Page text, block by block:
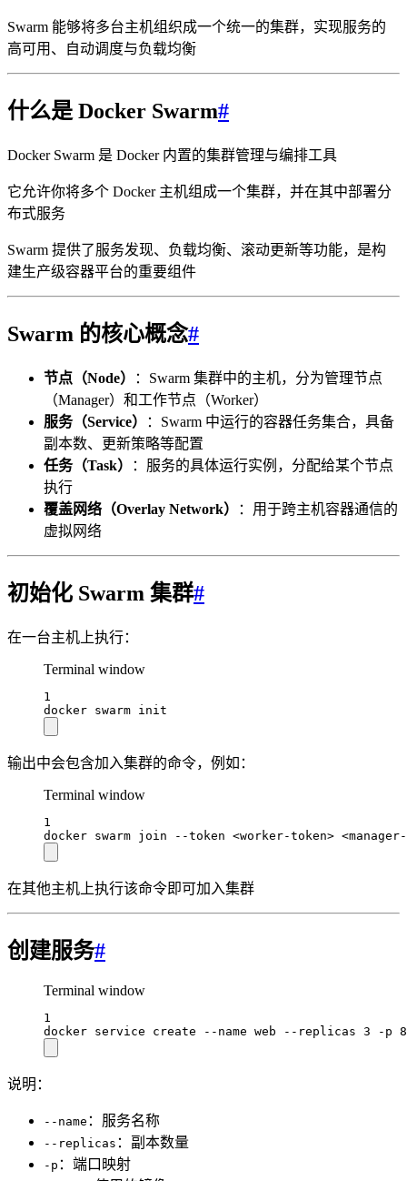
Swarm 能够将多台主机组织成一个统一的集群，实现服务的
高可用、自动调度与负载均衡
什么是 Docker Swarm#
Docker Swarm 是 Docker 内置的集群管理与编排工具
它允许你将多个 Docker 主机组成一个集群，并在其中部署分
布式服务
Swarm 提供了服务发现、负载均衡、滚动更新等功能，是构
建生产级容器平台的重要组件
Swarm 的核心概念#
节点（Node）
：Swarm 集群中的主机，分为管理节点
（Manager）和工作节点（Worker）
服务（Service）
：Swarm 中运行的容器任务集合，具备
副本数、更新策略等配置
任务（Task）
：服务的具体运行实例，分配给某个节点
执行
覆盖网络（Overlay Network）
：用于跨主机容器通信的
虚拟网络
初始化 Swarm 集群#
在一台主机上执行：
Terminal window
1
docker swarm init
输出中会包含加入集群的命令，例如：
Terminal window
1
docker swarm join --token <worker-token>
在其他主机上执行该命令即可加入集群
创建服务#
Terminal window
1
docker service create --name web --replicas 3 -p
说明：
--name ：服务名称
--replicas ：副本数量
-p ：端口映射